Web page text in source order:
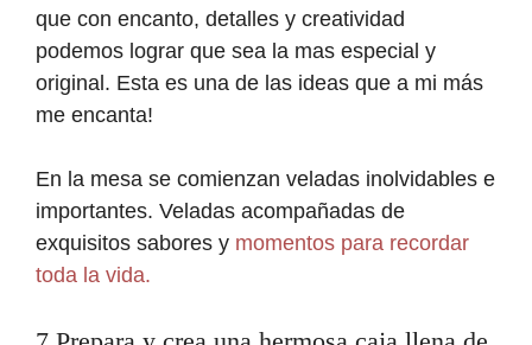
que con encanto, detalles y creatividad
podemos lograr que sea la mas especial y
original. Esta es una de las ideas que a mi más
me encanta!
En la mesa se comienzan veladas inolvidables e
importantes. Veladas acompañadas de
exquisitos sabores y momentos para recordar
toda la vida.